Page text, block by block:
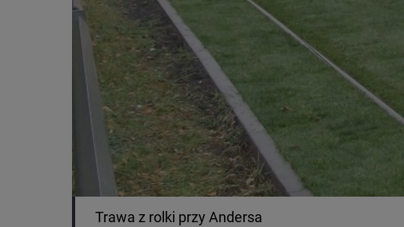
Trawa z rolki przy Andersa